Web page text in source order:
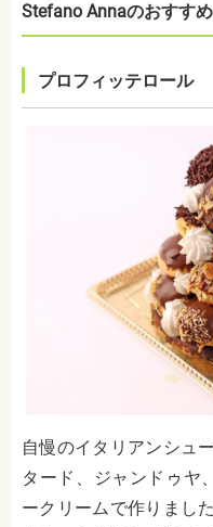
Stefano Annaのおすす
プロフィッテロール
自慢のイタリアンシュ
タード、ジャンドゥヤ
ークリームで作りまし